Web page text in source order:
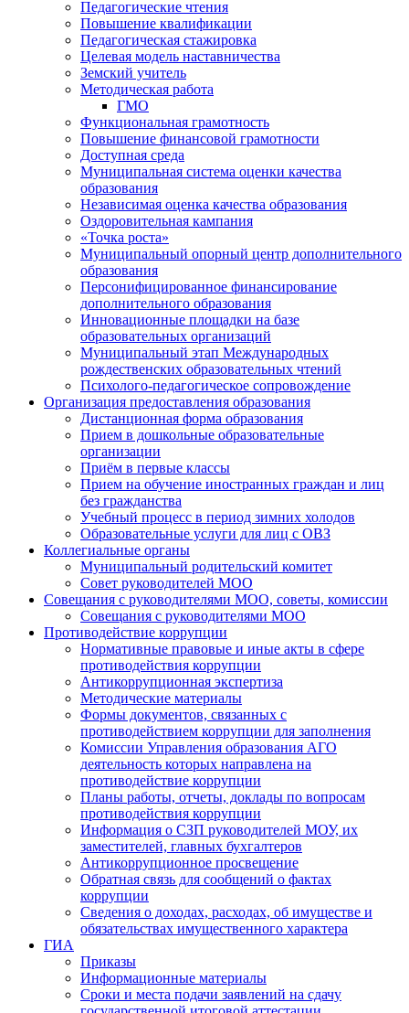
Педагогические чтения
Повышение квалификации
Педагогическая стажировка
Целевая модель наставничества
Земский учитель
Методическая работа
ГМО
Функциональная грамотность
Повышение финансовой грамотности
Доступная среда
Муниципальная система оценки качества
образования
Независимая оценка качества образования
Оздоровительная кампания
«Точка роста»
Муниципальный опорный центр дополнительного
образования
Персонифицированное финансирование
дополнительного образования
Инновационные площадки на базе
образовательных организаций
Муниципальный этап Международных
рождественских образовательных чтений
Психолого-педагогическое сопровождение
Организация предоставления образования
Дистанционная форма образования
Прием в дошкольные образовательные
организации
Приём в первые классы
Прием на обучение иностранных граждан и лиц
без гражданства
Учебный процесс в период зимних холодов
Образовательные услуги для лиц с ОВЗ
Коллегиальные органы
Муниципальный родительский комитет
Совет руководителей МОО
Совещания с руководителями МОО, советы, комиссии
Совещания с руководителями МОО
Противодействие коррупции
Нормативные правовые и иные акты в сфере
противодействия коррупции
Антикоррупционная экспертиза
Методические материалы
Формы документов, связанных с
противодействием коррупции для заполнения
Комиссии Управления образования АГО
деятельность которых направлена на
противодействие коррупции
Планы работы, отчеты, доклады по вопросам
противодействия коррупции
Информация о СЗП руководителей МОУ, их
заместителей, главных бухгалтеров
Антикоррупционное просвещение
Обратная связь для сообщений о фактах
коррупции
Сведения о доходах, расходах, об имуществе и
обязательствах имущественного характера
ГИА
Приказы
Информационные материалы
Сроки и места подачи заявлений на сдачу